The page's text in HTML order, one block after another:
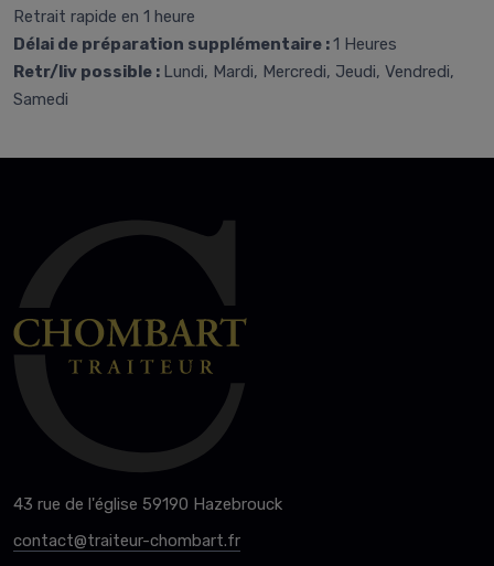
Retrait rapide en 1 heure
Délai de préparation supplémentaire :1 Heures
Retr/liv possible : Lundi, Mardi, Mercredi, Jeudi, Vendredi,
Samedi
43 rue de l'église 59190 Hazebrouck
contact@traiteur-chombart.fr